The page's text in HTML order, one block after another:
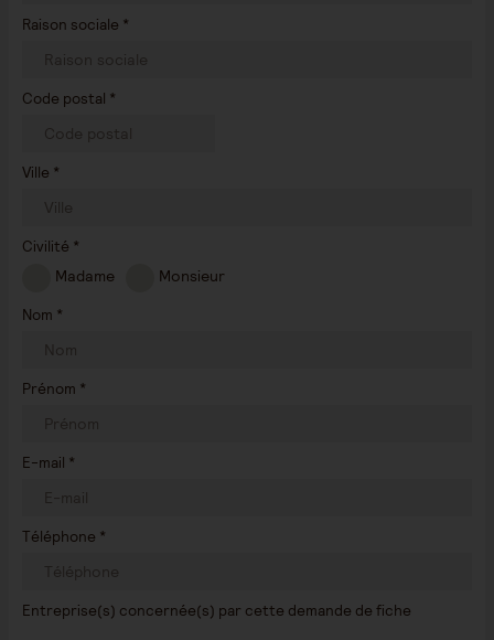
Raison sociale *
Code postal *
Ville *
Civilité *
Madame
Monsieur
Nom *
Prénom *
E-mail *
Téléphone *
Entreprise(s) concernée(s) par cette demande de fiche